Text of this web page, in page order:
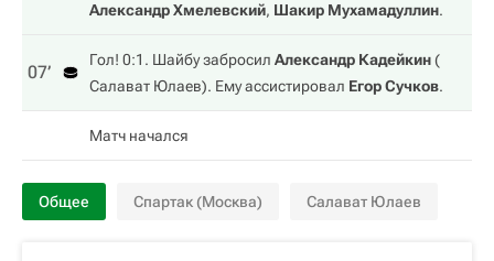
Александр Хмелевский, Шакир Мухамадуллин.
07‎’‎
Гол! 0:1. Шайбу забросил Александр Кадейкин(
Салават Юлаев). Ему ассистировал Егор Сучков.
Матч начался
Общее Спартак (Москва) Салават Юлаев